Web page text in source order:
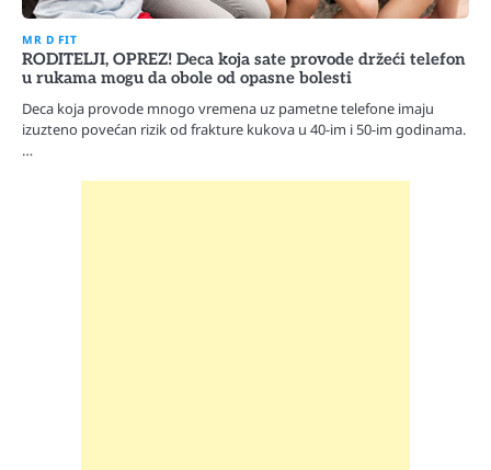
MR D FIT
RODITELJI, OPREZ! Deca koja sate provode držeći telefon
u rukama mogu da obole od opasne bolesti
Deca koja provode mnogo vremena uz pametne telefone imaju
izuzteno povećan rizik od frakture kukova u 40-im i 50-im godinama.
…